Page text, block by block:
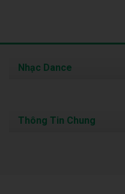
Nhạc Dance
Thông Tin Chung